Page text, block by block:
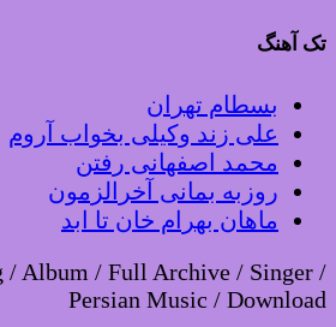
تک آهنگ
بسطام تهران
علی زند وکیلی بخواب آروم
محمد اصفهانی رفتن
روزبه بمانی آخرالزمون
ماهان بهرام خان تا ابد
/ Album / Full Archive / Singer /
Persian Music / Download